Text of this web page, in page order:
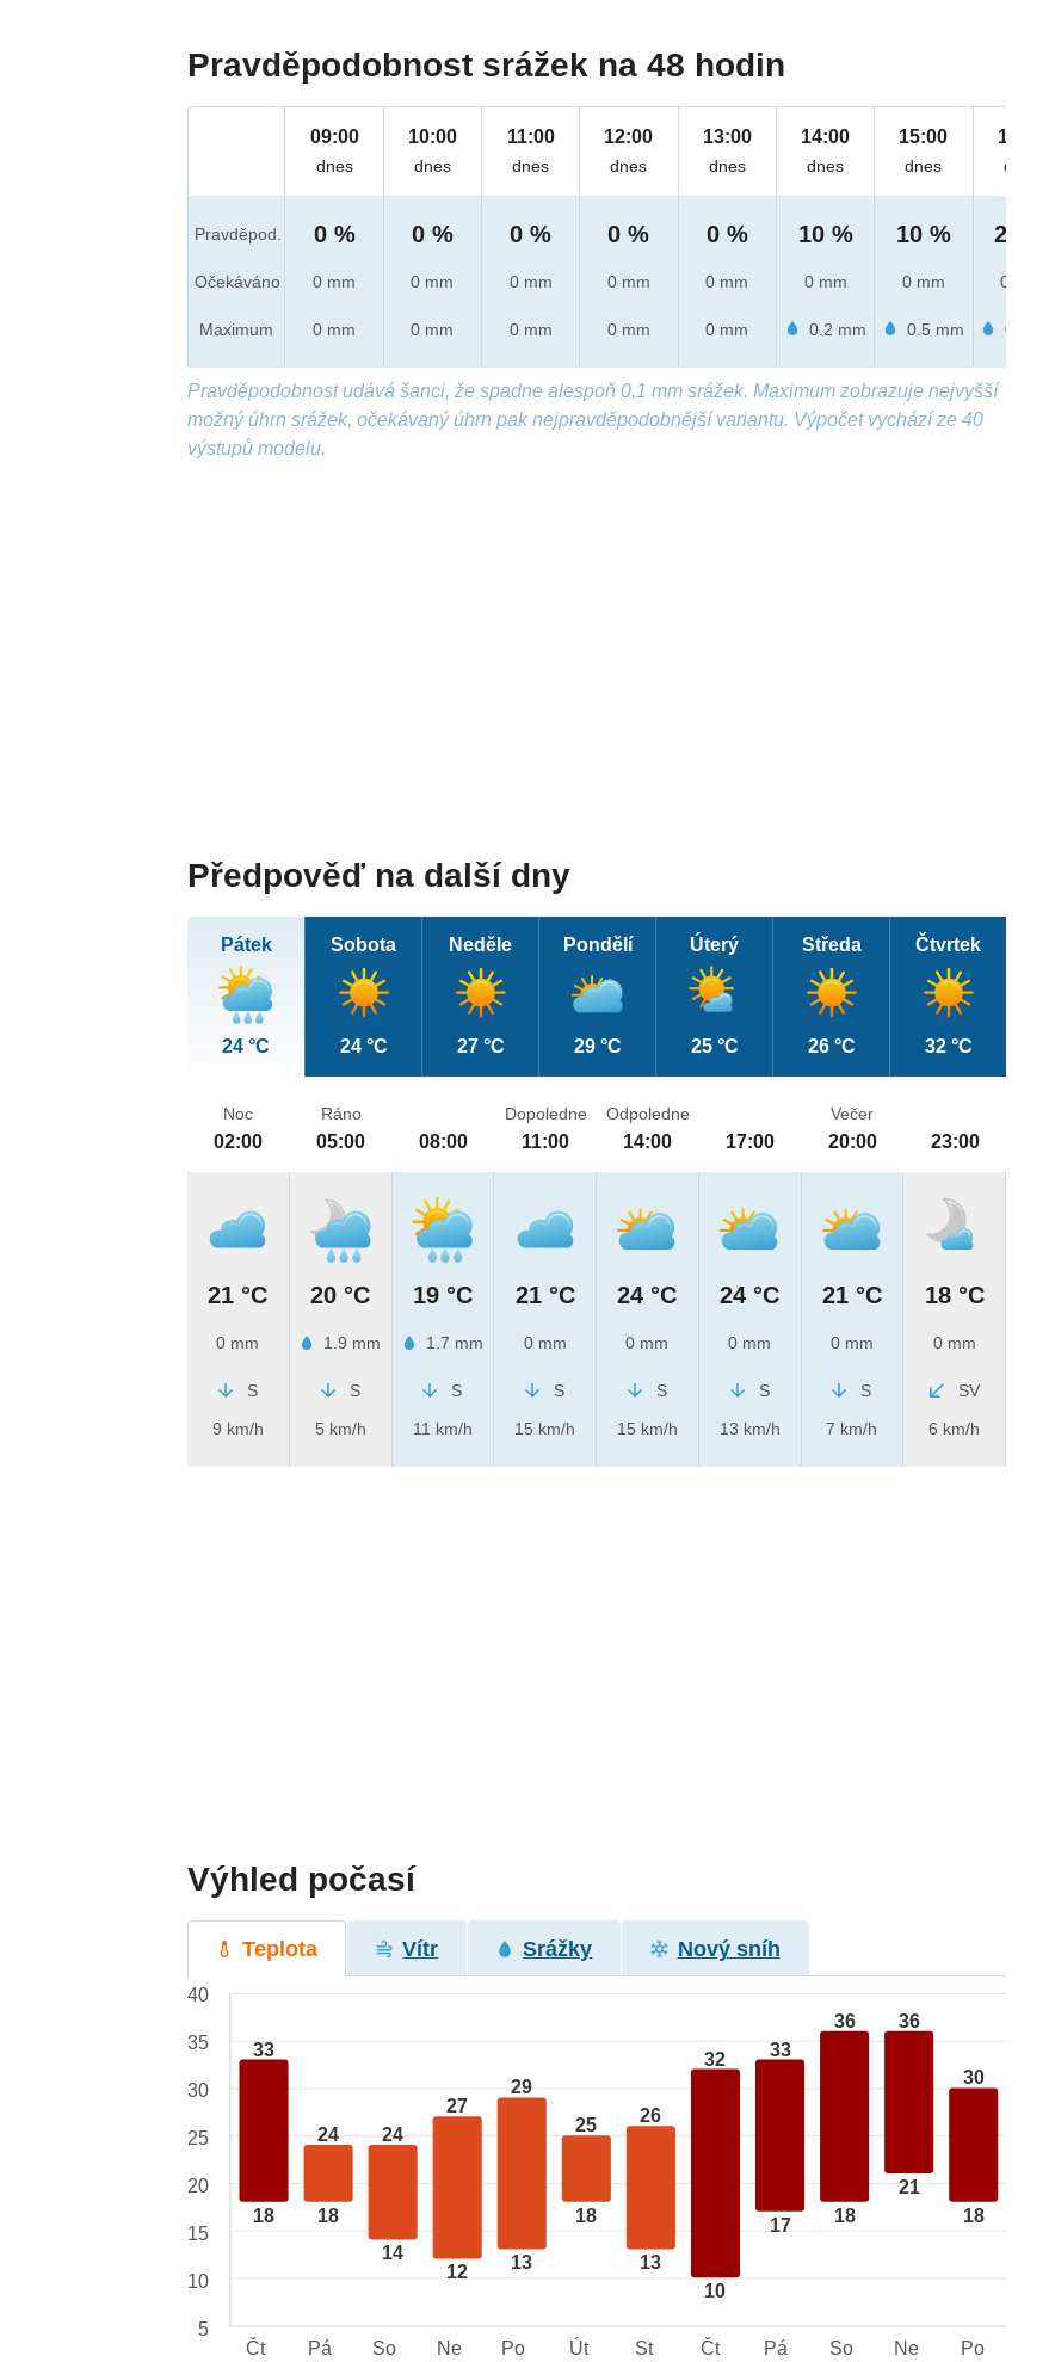
Pravděpodobnost srážek na 48 hodin
Pravděpod.
Očekáváno
Maximum
09:00
dnes
0 %
0 mm
0 mm
10:00
dnes
0 %
0 mm
0 mm
11:00
dnes
0 %
0 mm
0 mm
12:00
dnes
0 %
0 mm
0 mm
13:00
dnes
0 %
0 mm
0 mm
14:00
dnes
10 %
0 mm
0.2 mm
15:00
dnes
10 %
0 mm
0.5 mm
16:00
dnes
20 %
0 mm
0.9 mm
Pravděpodobnost udává šanci, že spadne alespoň 0,1 mm srážek. Maximum zobrazuje nejvyšší
možný úhrn srážek, očekávaný úhrn pak nejpravděpodobnější variantu. Výpočet vychází ze 40
výstupů modelu.
Předpověď na další dny
Pátek
24 °C
Sobota
24 °C
Neděle
27 °C
Pondělí
29 °C
Úterý
25 °C
Středa
26 °C
Čtvrtek
32 °C
Noc
02:00
21 °C
0 mm
S
9 km/h
Ráno
05:00
20 °C
1.9 mm
S
5 km/h
08:00
19 °C
1.7 mm
S
11 km/h
Dopoledne
11:00
21 °C
0 mm
S
15 km/h
Odpoledne
14:00
24 °C
0 mm
S
15 km/h
17:00
24 °C
0 mm
S
13 km/h
Večer
20:00
21 °C
0 mm
S
7 km/h
23:00
18 °C
0 mm
SV
6 km/h
Výhled počasí
Teplota Vítr Srážky Nový sníh
33
18
24
18
24
14
27
12
29
13
25
18
26
13
32
10
33
17
36
18
36
21
30
18
40
35
30
25
20
15
10
5
Čt
Pá So Ne Po Út St Čt Pá So Ne Po